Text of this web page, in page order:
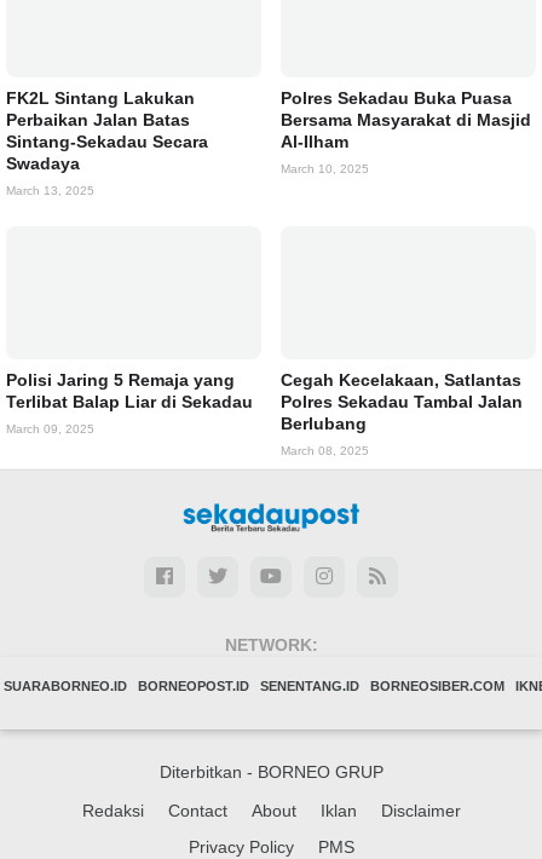
FK2L Sintang Lakukan
Perbaikan Jalan Batas
Sintang-Sekadau Secara
Swadaya
March 13, 2025
Polres Sekadau Buka Puasa
Bersama Masyarakat di Masjid
Al-Ilham
March 10, 2025
Polisi Jaring 5 Remaja yang
Terlibat Balap Liar di Sekadau
March 09, 2025
Cegah Kecelakaan, Satlantas
Polres Sekadau Tambal Jalan
Berlubang
March 08, 2025
NETWORK:
SUARABORNEO.ID BORNEOPOST.ID SENENTANG.ID BORNEOSIBER.COM
Diterbitkan - BORNEO GRUP
Redaksi
Contact About Iklan
Disclaimer
Privacy Policy
PMS